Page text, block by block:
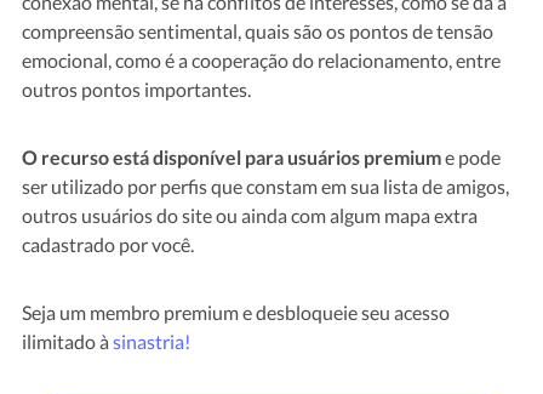
compreensão sentimental, quais são os pontos de tensão
emocional, como é a cooperação do relacionamento, entre
outros pontos importantes.
O recurso está disponível para usuários premiume pode
ser utilizado por perfis que constam em sua lista de amigos,
outros usuários do site ou ainda com algum mapa extra
cadastrado por você.
Seja um membro premium e desbloqueie seu acesso
ilimitado à sinastria!